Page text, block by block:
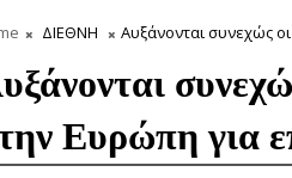
ΔΙΕΘΝΗ Αυξάνονται συνεχώς
Ευρώπη για